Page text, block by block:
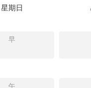
星期日
早
午